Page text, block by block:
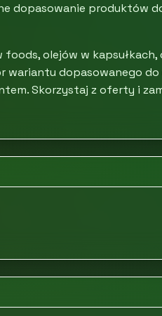
dopasowanie produktów
olejów w kapsułkach,
wariantu dopasowanego do
Skorzystaj z oferty i